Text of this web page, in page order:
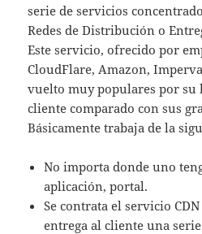
serie de servicios
Redes de Distribución o
Este servicio, ofrecido por
CloudFlare, Amazon,
vuelto muy populares por su
cliente comparado con sus
Básicamente trabaja de la
No importa donde uno
aplicación, portal.
Se contrata el servicio
entrega al cliente una